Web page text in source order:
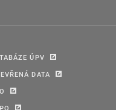
ÚPV
DATA